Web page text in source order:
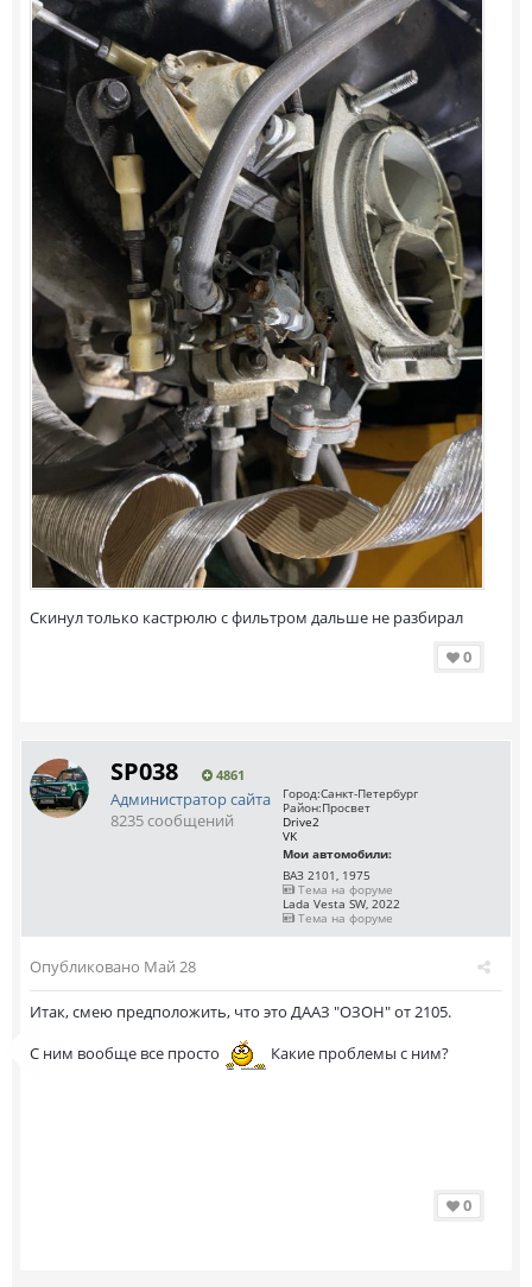
Скинул только кастрюлю с фильтром дальше не разбирал
0
SP038 4861
Администратор сайта
8235 сообщений
Город:Санкт-Петербург
Район:Просвет
Drive2
VK
Мои автомобили:
ВАЗ 2101, 1975
Тема на форуме
Lada Vesta SW, 2022
Тема на форуме
Опубликовано Май 28
Итак, смею предположить, что это ДААЗ "ОЗОН" от 2105.
С ним вообще все просто
Какие проблемы с ним?
0